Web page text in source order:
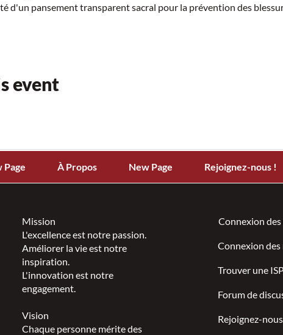
d'un pansement transparent sacral pour la prévention des
event
Page À Propos New Page Rejoignez-nous !
Mission
L'excellence est notre passion.
Améliorer la vie est notre
inspiration.
L'innovation est notre
engagement.
Vision
Chaque personne mérite des
Connexion des
Connexion des
Trouver une
Forum de
Rejoignez-